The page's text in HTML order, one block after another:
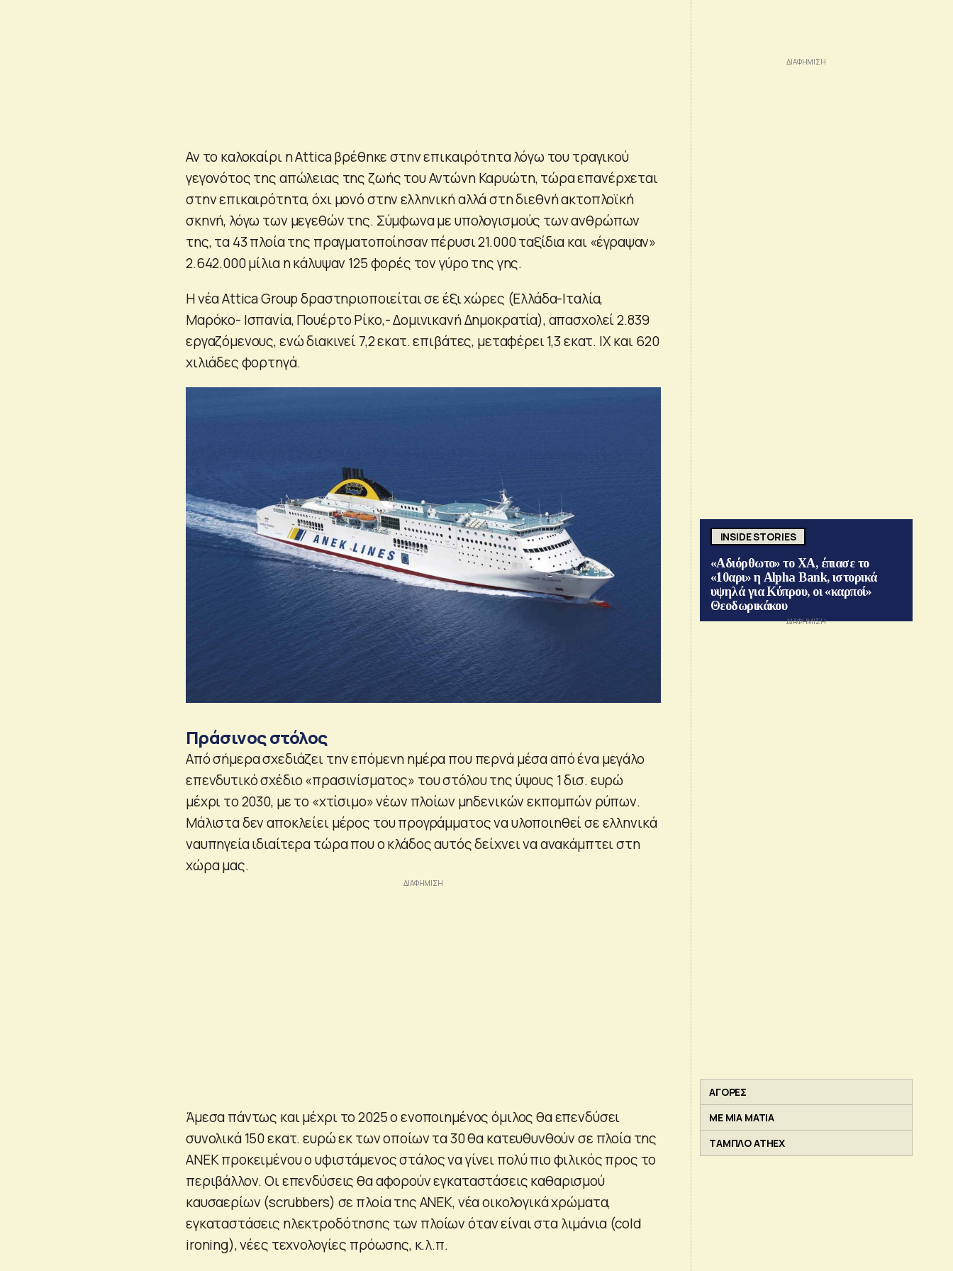
Αν το καλοκαίρι η Attica βρέθηκε στην επικαιρότητα λόγω του τραγικού
γεγονότος της απώλειας της ζωής του Αντώνη Καρυώτη, τώρα επανέρχεται
στην επικαιρότητα, όχι μονό στην ελληνική αλλά στη διεθνή ακτοπλοϊκή
σκηνή, λόγω των μεγεθών της. Σύμφωνα με υπολογισμούς των ανθρώπων
της, τα 43 πλοία της πραγματοποίησαν πέρυσι 21.000 ταξίδια και «έγραψαν»
2.642.000 μίλια η κάλυψαν 125 φορές τον γύρο της γης.
Η νέα Attica Group δραστηριοποιείται σε έξι χώρες (Ελλάδα-Ιταλία,
Μαρόκο- Ισπανία, Πουέρτο Ρίκο,- Δομινικανή Δημοκρατία), απασχολεί 2.839
εργαζόμενους, ενώ διακινεί 7,2 εκατ. επιβάτες, μεταφέρει 1,3 εκατ. ΙΧ και 620
χιλιάδες φορτηγά.
Πράσινος στόλος
Από σήμερα σχεδιάζει την επόμενη ημέρα που περνά μέσα από ένα μεγάλο
επενδυτικό σχέδιο «πρασινίσματος» του στόλου της ύψους 1 δισ. ευρώ
μέχρι το 2030, με το «χτίσιμο» νέων πλοίων μηδενικών εκπομπών ρύπων.
Μάλιστα δεν αποκλείει μέρος του προγράμματος να υλοποιηθεί σε ελληνικά
ναυπηγεία ιδιαίτερα τώρα που ο κλάδος αυτός δείχνει να ανακάμπτει στη
χώρα μας.
Άμεσα πάντως και μέχρι το 2025 ο ενοποιημένος όμιλος θα επενδύσει
συνολικά 150 εκατ. ευρώ εκ των οποίων τα 30 θα κατευθυνθούν σε πλοία της
ΑΝΕΚ προκειμένου ο υφιστάμενος στάλος να γίνει πολύ πιο φιλικός προς το
περιβάλλον. Οι επενδύσεις θα αφορούν εγκαταστάσεις καθαρισμού
καυσαερίων (scrubbers) σε πλοία της ΑΝΕΚ, νέα οικολογικά χρώματα,
εγκαταστάσεις ηλεκτροδότησης των πλοίων όταν είναι στα λιμάνια (cold
ironing), νέες τεχνολογίες πρόωσης, κ.λ.π.
INSIDE STORIES
«Αδιόρθωτο» το ΧΑ, έπιασε το
«10αρι» η Alpha Bank, ιστορικά
υψηλά για Κύπρου, οι «καρποί»
Θεοδωρικάκου
ΑΓΟΡΕΣ
ΜΕ ΜΙΑ ΜΑΤΙΑ
ΤΑΜΠΛΟ ATHEX